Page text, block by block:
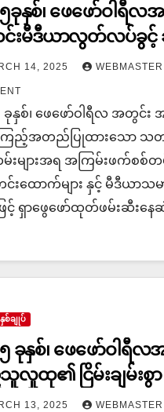
၅ခုနှစ်၊ ဖေဖော်ဝါရီလ
းမီဒီယာလွတ်လပ်ခွင့် ခ
ား14, 2025 WEBMASTER
ခုနှစ်၊ ဖေဖော်ဝါရီလ အတွင်
ကြည့်အတည်ပြုထားသော သတ
းများအရ အကြမ်းဖက်စစ်
းထောက်များ နှင့် မီဒီယာသမ
ြင့် ရှာဖွေဖော်ထုတ်ဖမ်းဆီးန
စ်ချုပ်
၅ ခုနှစ်၊ ဖေဖော်ဝါရီ
လူထု၏ ငြိမ်းချမ်းစွာ
ော်မှု13, 2025 WEBMASTER